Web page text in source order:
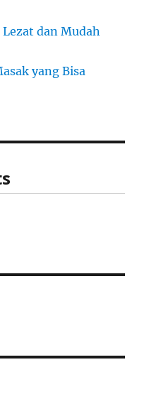
dan Mudah
yang Bisa